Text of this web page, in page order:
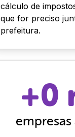
cálculo de
que for preciso
prefeitura.
+0
empresas